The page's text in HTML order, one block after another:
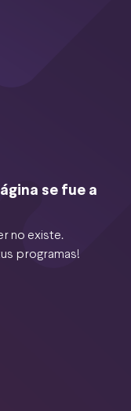
se fue a
no existe.
programas!